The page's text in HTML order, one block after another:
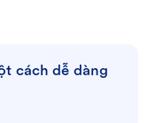
cách dễ dàng